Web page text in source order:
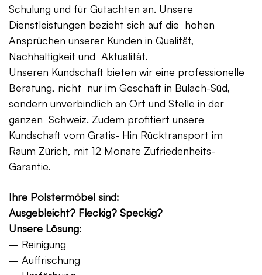
Schulung und für Gutachten an. Unsere
Dienstleistungen bezieht sich auf die hohen
Ansprüchen unserer Kunden in Qualität,
Nachhaltigkeit und Aktualität.
Unseren Kundschaft bieten wir eine professionelle
Beratung, nicht nur im Geschäft in Bülach-Süd,
sondern unverbindlich an Ort und Stelle in der
ganzen Schweiz. Zudem profitiert unsere
Kundschaft vom Gratis- Hin Rücktransport im
Raum Zürich, mit 12 Monate Zufriedenheits-
Garantie.
Ihre Polstermöbel sind:
Ausgebleicht? Fleckig? Speckig?
Unsere Lösung:
– Reinigung
– Auffrischung